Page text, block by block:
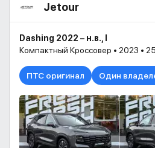
Jetour
Dashing 2022 – н.в., I
Компактный Кроссовер • 2023 •
ПТС оригинал Один